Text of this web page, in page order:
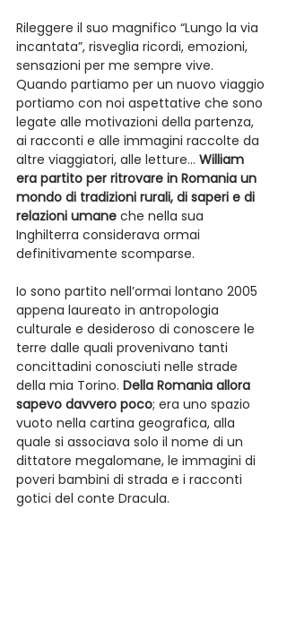
Rileggere il suo magnifico “Lungo la via
incantata”, risveglia ricordi, emozioni,
sensazioni per me sempre vive.
Quando partiamo per un nuovo viaggio
portiamo con noi aspettative che sono
legate alle motivazioni della partenza,
ai racconti e alle immagini raccolte da
altre viaggiatori, alle letture… William
era partito per ritrovare in Romania un
mondo di tradizioni rurali, di saperi e di
relazioni umane che nella sua
Inghilterra considerava ormai
definitivamente scomparse.
Io sono partito nell’ormai lontano 2005
appena laureato in antropologia
culturale e desideroso di conoscere le
terre dalle quali provenivano tanti
concittadini conosciuti nelle strade
della mia Torino. Della Romania allora
sapevo davvero poco; era uno spazio
vuoto nella cartina geografica, alla
quale si associava solo il nome di un
dittatore megalomane, le immagini di
poveri bambini di strada e i racconti
gotici del conte Dracula.